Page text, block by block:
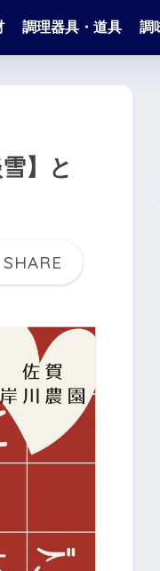
調理器具・道具 調
】と